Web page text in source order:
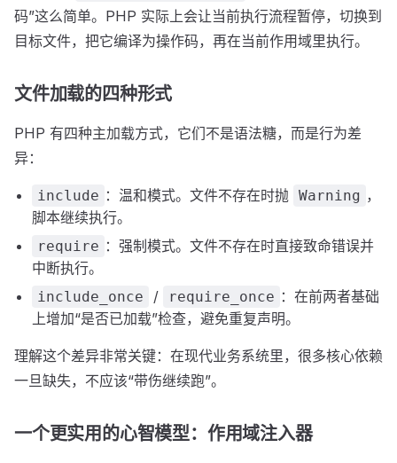
码”这么简单。PHP 实际上会让当前执行流程暂停，切换到
目标文件，把它编译为操作码，再在当前作用域里执行。
文件加载的四种形式
PHP 有四种主加载方式，它们不是语法糖，而是行为差
异：
include ：温和模式。文件不存在时抛 Warning ，
脚本继续执行。
require ：强制模式。文件不存在时直接致命错误并
中断执行。
include_once / require_once ：在前两者基础
上增加“是否已加载”检查，避免重复声明。
理解这个差异非常关键：在现代业务系统里，很多核心依赖
一旦缺失，不应该“带伤继续跑”。
一个更实用的心智模型：作用域注入器